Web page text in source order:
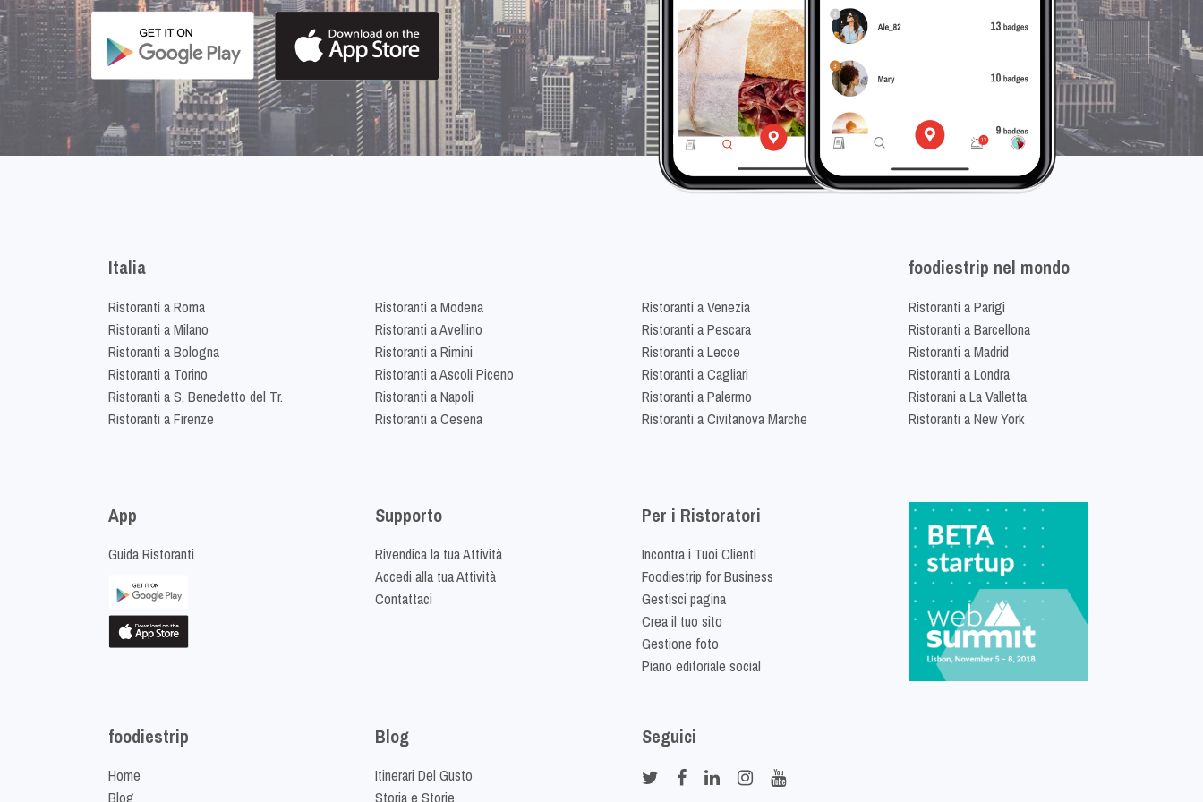
Italia
Ristoranti a Roma
Ristoranti a Milano
Ristoranti a Bologna
Ristoranti a Torino
Ristoranti a S. Benedetto del Tr.
Ristoranti a Firenze
Ristoranti a Modena
Ristoranti a Avellino
Ristoranti a Rimini
Ristoranti a Ascoli Piceno
Ristoranti a Napoli
Ristoranti a Cesena
Ristoranti a Venezia
Ristoranti a Pescara
Ristoranti a Lecce
Ristoranti a Cagliari
Ristoranti a Palermo
Ristoranti a Civitanova Marche
foodiestrip nel mondo
Ristoranti a Parigi
Ristoranti a Barcellona
Ristoranti a Madrid
Ristoranti a Londra
Ristorani a La Valletta
Ristoranti a New York
App
Guida Ristoranti
Supporto
Rivendica la tua Attività
Accedi alla tua Attività
Contattaci
Per i Ristoratori
Incontra i Tuoi Clienti
Foodiestrip for Business
Gestisci pagina
Crea il tuo sito
Gestione foto
Piano editoriale social
foodiestrip
Home
Blog
Blog
Itinerari Del Gusto
Storia e Storie
Seguici